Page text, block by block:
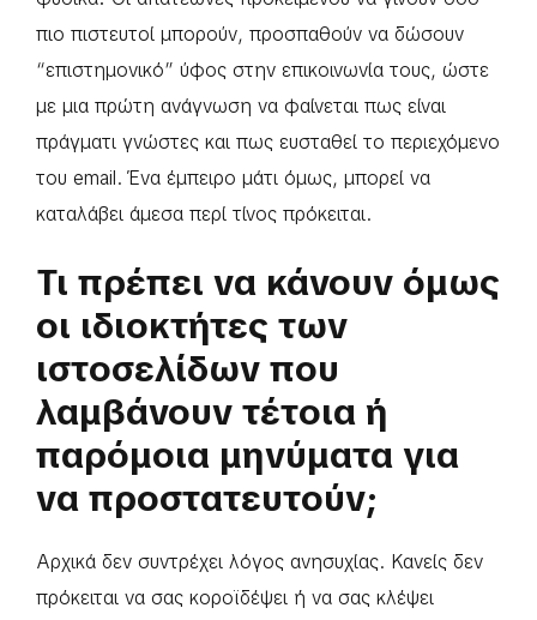
πιο πιστευτοί μπορούν, προσπαθούν να δώσουν
“επιστημονικό” ύφος στην επικοινωνία τους, ώστε
με μια πρώτη ανάγνωση να φαίνεται πως είναι
πράγματι γνώστες και πως ευσταθεί το περιεχόμενο
του email. Ένα έμπειρο μάτι όμως, μπορεί να
καταλάβει άμεσα περί τίνος πρόκειται.
Τι πρέπει να κάνουν όμως
οι ιδιοκτήτες των
ιστοσελίδων που
λαμβάνουν τέτοια ή
παρόμοια μηνύματα για
να προστατευτούν;
Αρχικά δεν συντρέχει λόγος ανησυχίας. Κανείς δεν
πρόκειται να σας κοροϊδέψει ή να σας κλέψει